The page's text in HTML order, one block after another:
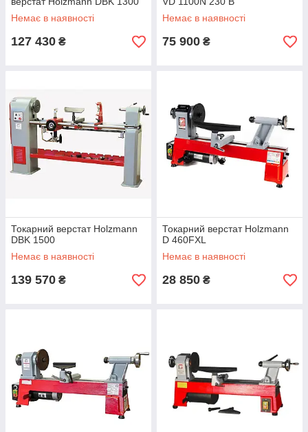
Немає в наявності
127 430 ₴
Немає в наявності
75 900 ₴
Токарний верстат Holzmann
DBK 1500
Немає в наявності
139 570 ₴
Токарний верстат Holzmann
D 460FXL
Немає в наявності
28 850 ₴